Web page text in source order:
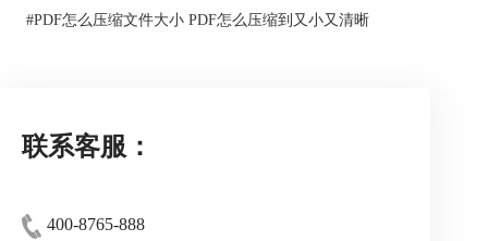
当前PDF文档中。
#PDF怎么压缩文件大小 PDF怎么压缩到又小又清晰
联系客服：
400-8765-888